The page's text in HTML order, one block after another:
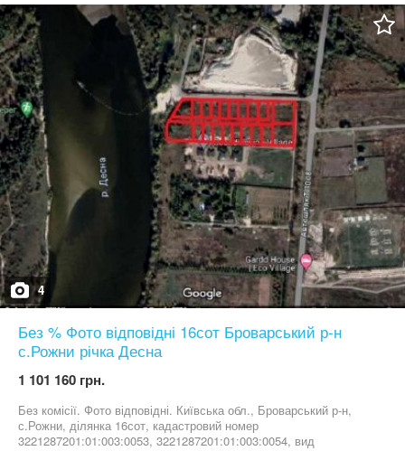
кв., гараж на два авто, баня 37 м кв • Простора кухня-вітальня з
виходом на терасу, три окремі кімнати,два санвузла. • будинок
підготовлено під чистове оздоблення. • Металопластикові вікна
з п'ятикамерного профілю і двокамерним склопакетом з
енергозберігаючою технологією, фурнітурою. • Опалення
індивідуальне електро або газове (є можливість підключення). •
На в’їзді до містечка розміщено комерційне приміщення площею
700 кв.м для продажу та оренди, в яких буде розташований
супермаркет, аптека, кав’ярня, салон краси та інші об’єкти
сучасної інфраструктури! 230 000$ Без комісійних для покупця!
По запиту надішлю відеоогляд.
4
Без % Фото відповідні 16сот Броварський р-н
с.Рожни річка Десна
1 101 160 грн.
Без комісії. Фото відповідні. Київська обл., Броварський р-н,
с.Рожни, ділянка 16сот, кадастровий номер
3221287201:01:003:0053, 3221287201:01:003:0054, вид